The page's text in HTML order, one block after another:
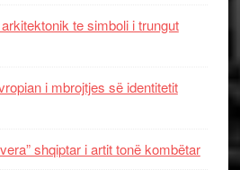
te simboli i trungut
i mbrojtjes së identitetit
shqiptar i artit tonë kombëtar